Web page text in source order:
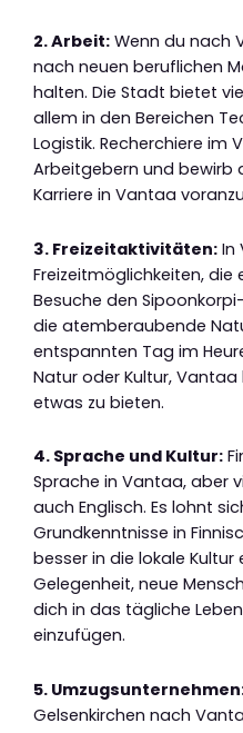
2. Arbeit: Wenn du nach
nach neuen beruflichen
halten. Die Stadt bietet
allem in den Bereichen
Logistik. Recherchiere im
Arbeitgebern und bewirb
Karriere in Vantaa
3. Freizeitaktivitäten: In
Freizeitmöglichkeiten, die
Besuche den
die atemberaubende
entspannten Tag im
Natur oder Kultur,
etwas zu bieten.
4. Sprache und Kultur:
Sprache in Vantaa, aber
auch Englisch. Es lohnt
Grundkenntnisse in
besser in die lokale Kultur
Gelegenheit, neue
dich in das tägliche
einzufügen.
5.
Gelsenkirchen nach